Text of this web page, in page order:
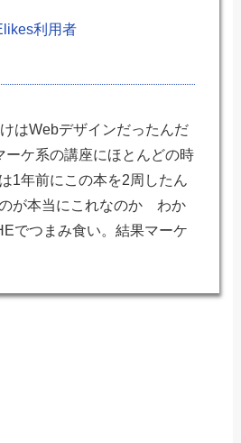
利用者
はWebデザインだったんだ
ーケ系の講座にほとんどの時
1年前にこの本を2周したん
が本当にこれなのか わか
でつまみ食い。結果マーケ